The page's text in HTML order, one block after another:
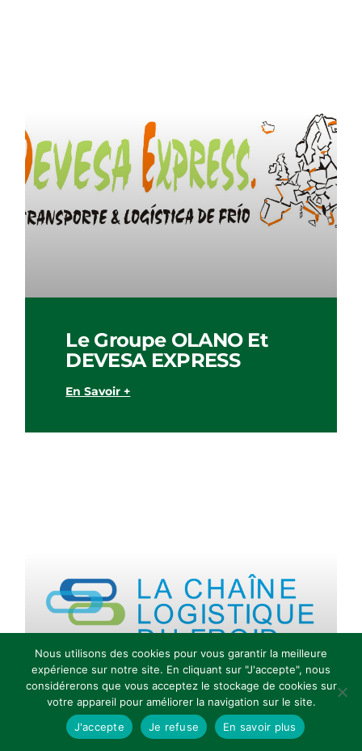
Le Groupe OLANO Et
DEVESA EXPRESS
En Savoir +
Nous utilisons des cookies pour vous garantir la meilleure
expérience sur notre site. En cliquant sur "J'accepte", nous
considérerons que vous acceptez le stockage de cookies sur
votre appareil pour améliorer la navigation sur le site.
J'accepte
Je refuse En savoir plus